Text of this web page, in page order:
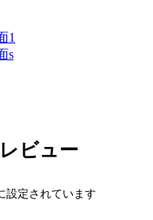
ビュー
設定されています